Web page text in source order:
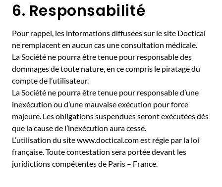
6. Responsabilité
Pour rappel, les informations diffusées sur le site Doctical
ne remplacent en aucun cas une consultation médicale.
La Société ne pourra être tenue pour responsable des
dommages de toute nature, en ce compris le piratage du
compte de l’utilisateur.
La Société ne pourra être tenue pour responsable d’une
inexécution ou d’une mauvaise exécution pour force
majeure. Les obligations suspendues seront exécutées dès
que la cause de l’inexécution aura cessé.
L’utilisation du site www.doctical.com est régie par la loi
française. Toute contestation sera portée devant les
juridictions compétentes de Paris – France.